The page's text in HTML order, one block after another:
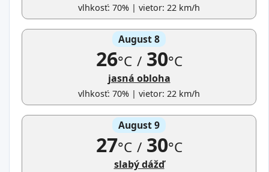
vlhkosť: 70% | vietor: 22 km/h
August 8
26°C /30°C
jasná obloha
vlhkosť: 70% | vietor: 22 km/h
August 9
27°C /30°C
slabý dážď